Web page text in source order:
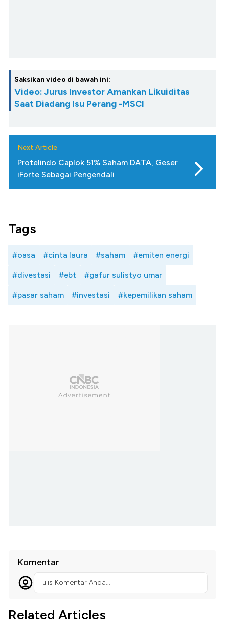
Saksikan video di bawah ini:
Video: Jurus Investor Amankan Likuiditas
Saat Diadang Isu Perang -MSCI
Next Article
Protelindo Caplok 51% Saham DATA, Geser
iForte Sebagai Pengendali
Tags
#oasa #cinta laura #saham #emiten energi
#divestasi #ebt #gafur sulistyo umar
#pasar saham #investasi #kepemilikan saham
Komentar
Tulis Komentar Anda...
Related Articles